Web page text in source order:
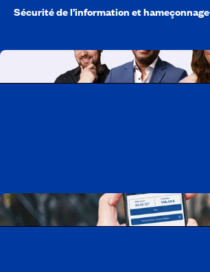
Sécurité de l’information et hameçonnage